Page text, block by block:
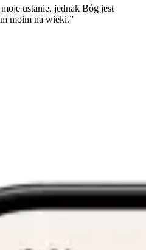
ustanie, jednak Bóg jest
moim na wieki.”